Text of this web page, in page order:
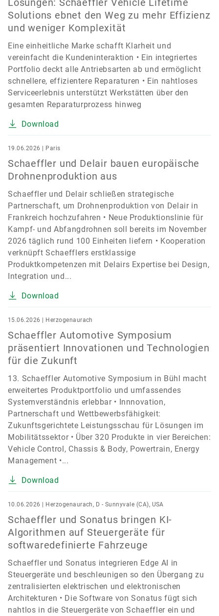
Lösungen: Schaeffler Vehicle Lifetime
Solutions ebnet den Weg zu mehr Effizienz
und weniger Komplexität
Eine einheitliche Marke schafft Klarheit und
vereinfacht die Kundeninteraktion • Ein integriertes
Portfolio deckt alle Antriebsarten ab und ermöglicht
schnellere, effizientere Reparaturen • Ein nahtloses
Serviceerlebnis unterstützt Werkstätten über den
gesamten Reparaturprozess hinweg
Download
19.06.2026 | Paris
Schaeffler und Delair bauen europäische
Drohnenproduktion aus
Schaeffler und Delair schließen strategische
Partnerschaft, um Drohnenproduktion von Delair in
Frankreich hochzufahren • Neue Produktionslinie für
Kampf- und Abfangdrohnen soll bereits im November
2026 täglich rund 100 Einheiten liefern • Kooperation
verknüpft Schaefflers erstklassige
Produktkompetenzen mit Delairs Expertise bei Design,
Integration und...
Download
15.06.2026 | Herzogenaurach
Schaeffler Automotive Symposium
präsentiert Innovationen und Technologien
für die Zukunft
13. Schaeffler Automotive Symposium in Bühl macht
erweitertes Produktportfolio und umfassendes
Systemverständnis erlebbar • Innnovation,
Partnerschaft und Wettbewerbsfähigkeit:
Zukunftsgerichtete Leistungsschau für Lösungen im
Mobilitätssektor • Über 320 Produkte in vier Bereichen:
Vehicle Control, Chassis & Body, Powertrain, Energy
Management •...
Download
10.06.2026 | Herzogenaurach, D - Sunnyvale (CA), USA
Schaeffler und Sonatus bringen KI-
Algorithmen auf Steuergeräte für
softwaredefinierte Fahrzeuge
Schaeffler und Sonatus integrieren Edge AI in
Steuergeräte und beschleunigen so den Übergang zu
zentralisierten elektrischen und elektronischen
Architekturen • Die Software von Sonatus fügt sich
nahtlos in die Steuergeräte von Schaeffler ein und